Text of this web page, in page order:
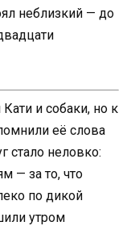
неблизкий — до
и собаки, но к
её слова
стало неловко:
— за то, что
по дикой
утром